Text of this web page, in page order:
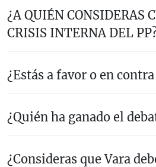
¿A QUIÉN CONSIDERAS
CRISIS INTERNA DEL
¿Estás a favor o en
¿Quién ha ganado el
¿Consideras que Vara